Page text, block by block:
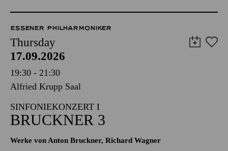
ESSENER PHILHARMONIKER
Thursday
17.09.2026
19:30 - 21:30
Alfried Krupp Saal
SINFONIEKONZERT I
BRUCKNER 3
Werke von Anton Bruckner, Richard Wagner